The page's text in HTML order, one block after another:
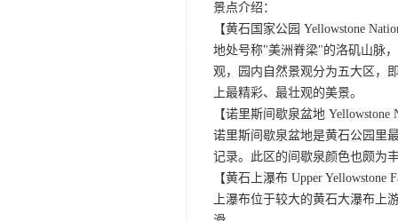
景点介绍：
【黄石国家公园 Yellowstone
地处号称"美洲脊梁"的洛矶山脉
观，园内自然景观分为五大区，
上最精彩、最壮观的美景。
【诺里斯间歇泉盆地 Yellowstone
诺里斯间歇泉盆地是黄石公园里
记录。此区的间歇泉颜色也颇为
【黄石上瀑布 Upper Yellowstone
上瀑布位于较大的黄石大瀑布上